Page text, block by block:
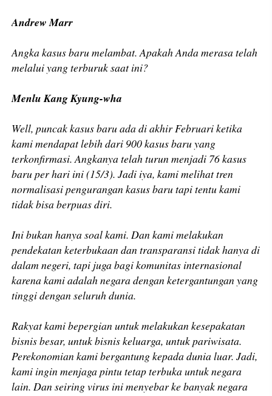
Andrew Marr
Angka kasus baru melambat. Apakah Anda merasa telah
melalui yang terburuk saat ini?
Menlu Kang Kyung-wha
Well, puncak kasus baru ada di akhir Februari ketika
kami mendapat lebih dari 900 kasus baru yang
terkonfirmasi. Angkanya telah turun menjadi 76 kasus
baru per hari ini (15/3). Jadi iya, kami melihat tren
normalisasi pengurangan kasus baru tapi tentu kami
tidak bisa berpuas diri.
Ini bukan hanya soal kami. Dan kami melakukan
pendekatan keterbukaan dan transparansi tidak hanya di
dalam negeri, tapi juga bagi komunitas internasional
karena kami adalah negara dengan ketergantungan yang
tinggi dengan seluruh dunia.
Rakyat kami bepergian untuk melakukan kesepakatan
bisnis besar, untuk bisnis keluarga, untuk pariwisata.
Perekonomian kami bergantung kepada dunia luar. Jadi,
kami ingin menjaga pintu tetap terbuka untuk negara
lain. Dan seiring virus ini menyebar ke banyak negara